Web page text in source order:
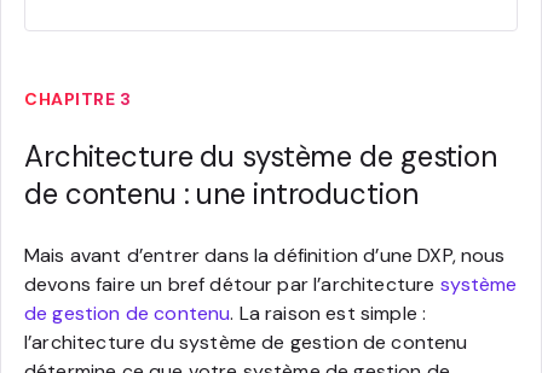
CHAPITRE 3
Architecture du système de gestion
de contenu : une introduction
Mais avant d’entrer dans la définition d’une DXP, nous
devons faire un bref détour par l’architecture système
de gestion de contenu. La raison est simple :
l’architecture du système de gestion de contenu